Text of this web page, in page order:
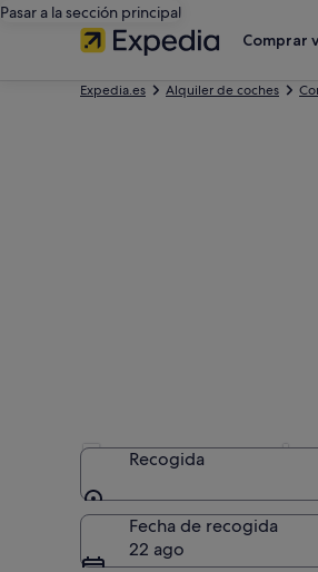
Pasar a la sección principal
Comprar
Expedia.es Alquiler de coches
Empresas
Recogida
Recogida
Fecha de recogida
22 ago